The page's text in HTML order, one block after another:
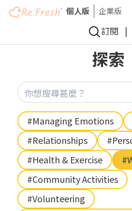
Skip
content
個人版 企業版
訂閱 |
探索
Hashtag
#Managing Emotions
#Relationships
#Health & Exercise
#Community Activities
#Volunteering